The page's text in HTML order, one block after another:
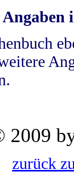
2009
zurück